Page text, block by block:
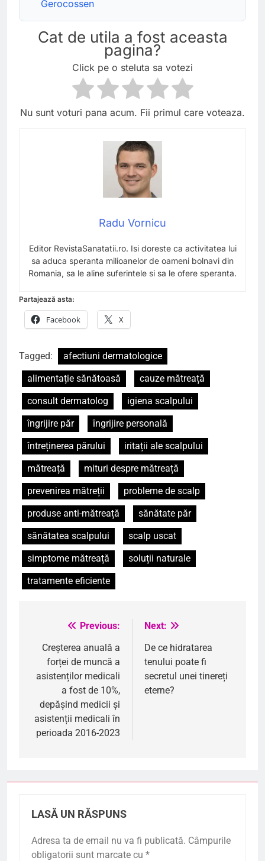
Gerocossen
Cat de utila a fost aceasta
pagina?
Click pe o steluta sa votezi
Nu sunt voturi pana acum. Fii primul care voteaza.
Radu Vornicu
Editor RevistaSanatatii.ro. Isi doreste ca activitatea lui
sa aduca speranta milioanelor de oameni bolnavi din
Romania, sa le aline suferintele si sa le ofere speranta.
Partajează asta:
Facebook X
Tagged:
afectiuni dermatologice
alimentație sănătoasă
cauze mătreață
consult dermatolog
igiena scalpului
îngrijire păr
îngrijire personală
întreținerea părului
iritații ale scalpului
mătreață
mituri despre mătreață
prevenirea mătreții
probleme de scalp
produse anti-mătreață
sănătate păr
sănătatea scalpului
scalp uscat
simptome mătreață
soluții naturale
tratamente eficiente
Navigare
articole
Previous:
Creșterea anuală a
forței de muncă a
asistenților medicali
a fost de 10%,
depășind medicii și
asistenții medicali în
perioada 2016-2023
Next:
De ce hidratarea
tenului poate fi
secretul unei tinereți
eterne?
LASĂ UN RĂSPUNS
Adresa ta de email nu va fi publicată. Câmpurile
obligatorii sunt marcate cu *